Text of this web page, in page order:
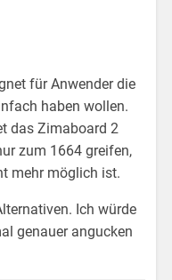
für Anwender die
haben wollen.
das Zimaboard 2
zum 1664 greifen,
mehr möglich ist.
Ich würde
genauer angucken